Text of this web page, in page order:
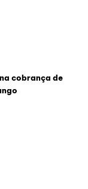
cobrança de